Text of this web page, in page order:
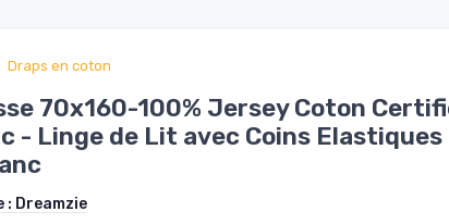
Draps en coton
70x160-100% Jersey Coton
- Linge de Lit avec Coins Elastiques
: Dreamzie